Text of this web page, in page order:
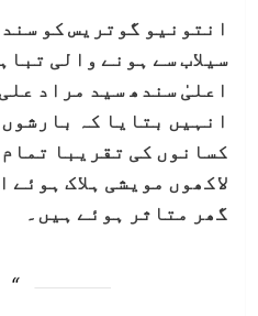
انتونیو گوتریس کو
سیلاب سے ہونے والی
اعلیٰ سندھ سید مراد
انہیں بتایا کہ
کسانوں کی تقریبا
لاکھوں مویشی ہلاک ہوئے
گھر متاثر ہوئے ہیں۔